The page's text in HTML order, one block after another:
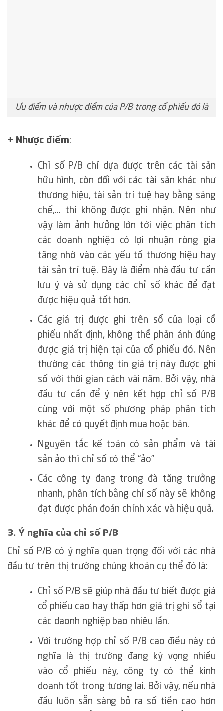
Ưu điểm và nhược điểm của P/B trong cổ phiếu đó là
+ Nhược điểm:
Chỉ số P/B chỉ dựa được trên các tài sản
hữu hình, còn đối với các tài sản khác như
thương hiệu, tài sản trí tuệ hay bằng sáng
chế,… thì không được ghi nhận. Nên như
vậy làm ảnh hưởng lớn tới việc phân tích
các doanh nghiệp có lợi nhuận ròng gia
tăng nhờ vào các yếu tố thương hiệu hay
tài sản trí tuệ. Đây là điểm nhà đầu tư cần
lưu ý và sử dụng các chỉ số khác để đạt
được hiệu quả tốt hơn.
Các giá trị được ghi trên sổ của loại cổ
phiếu nhất định, không thể phản ánh đúng
được giá trị hiện tại của cổ phiếu đó. Nên
thường các thông tin giá trị này được ghi
số với thời gian cách vài năm. Bởi vậy, nhà
đầu tư cần để ý nên kết hợp chỉ số P/B
cùng với một số phương pháp phân tích
khác để có quyết định mua hoặc bán.
Nguyên tắc kế toán có sản phẩm và tài
sản ảo thì chỉ số có thể “ảo”
Các công ty đang trong đà tăng trưởng
nhanh, phân tích bằng chỉ số này sẽ không
đạt được phán đoán chính xác và hiệu quả.
3. Ý nghĩa của chỉ số P/B
Chỉ số P/B có ý nghĩa quan trọng đối với các nhà
đầu tư trên thị trường chúng khoán cụ thể đó là:
Chỉ số P/B sẽ giúp nhà đầu tư biết được giá
cổ phiếu cao hay thấp hơn giá trị ghi sổ tại
các daonh nghiệp bao nhiêu lần.
Với trường hợp chỉ số P/B cao điều này có
nghĩa là thị trường đang kỳ vọng nhiều
vào cổ phiếu này, công ty có thể kinh
doanh tốt trong tương lai. Bởi vậy, nếu nhà
đầu luôn sẵn sàng bỏ ra số tiền cao hơn